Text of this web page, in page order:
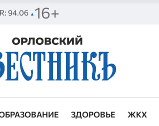
94.06 ▲ 16+
ЗДОРОВЬЕ ЖКХ